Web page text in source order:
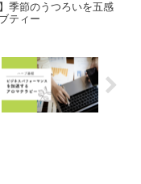
季節のうつろいを五感
ティー